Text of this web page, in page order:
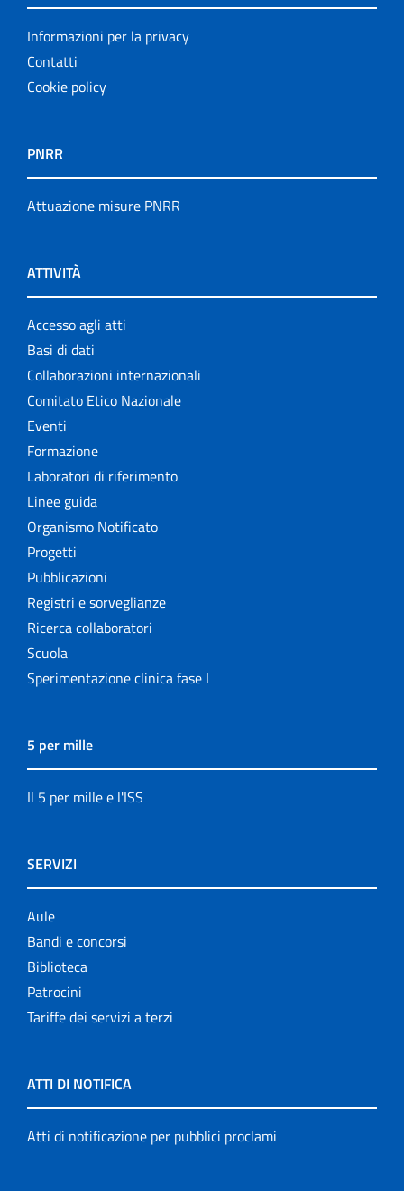
Informazioni per la privacy
Contatti
Cookie policy
PNRR
Attuazione misure PNRR
ATTIVITÀ
Accesso agli atti
Basi di dati
Collaborazioni internazionali
Comitato Etico Nazionale
Eventi
Formazione
Laboratori di riferimento
Linee guida
Organismo Notificato
Progetti
Pubblicazioni
Registri e sorveglianze
Ricerca collaboratori
Scuola
Sperimentazione clinica fase I
5 per mille
Il 5 per mille e l'ISS
SERVIZI
Aule
Bandi e concorsi
Biblioteca
Patrocini
Tariffe dei servizi a terzi
ATTI DI NOTIFICA
Atti di notificazione per pubblici proclami